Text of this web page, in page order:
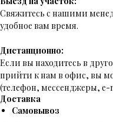
Свяжитесь с нашими
удобное вам время.
Дистанционно:
Если вы находитесь в
прийти к нам в офис, вы
(телефон, мессенджеры, e-
Доставка
Самовывоз